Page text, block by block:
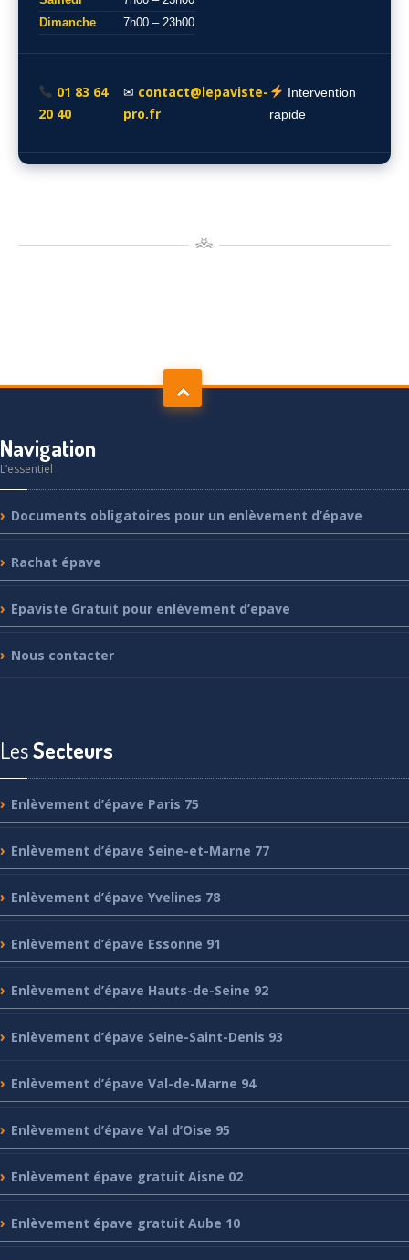
Dimanche
7h00 – 23h00
01 83 64
20 40
✉ contact@lepaviste-
pro.fr
Intervention
rapide
Navigation
L’essentiel
Documents obligatoires pour un enlèvement d’épave
Rachat épave
Epaviste Gratuit pour enlèvement d’epave
Nous contacter
LesSecteurs
Enlèvement d’épave Paris 75
Enlèvement d’épave Seine-et-Marne 77
Enlèvement d’épave Yvelines 78
Enlèvement d’épave Essonne 91
Enlèvement d’épave Hauts-de-Seine 92
Enlèvement d’épave Seine-Saint-Denis 93
Enlèvement d’épave Val-de-Marne 94
Enlèvement d’épave Val d’Oise 95
Enlèvement épave gratuit Aisne 02
Enlèvement épave gratuit Aube 10